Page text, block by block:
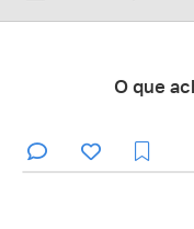
O que